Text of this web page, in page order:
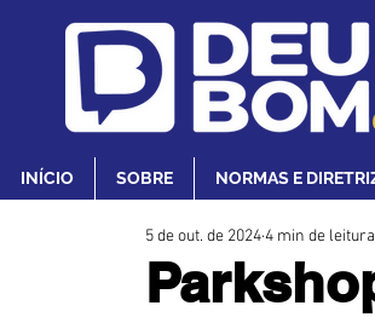
INÍCIO SOBRE NORMAS E
5 de out. de 20244 min de leitura